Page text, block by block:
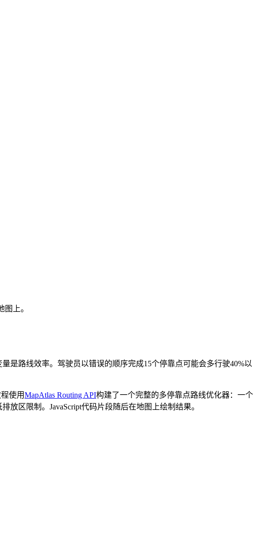
上。
是路线效率。驾驶员以错误的顺序完成15个停靠点可能会多行驶40%以
使用MapAtlas Routing API构建了一个完整的多停靠点路线优化器：一个
区限制。JavaScript代码片段随后在地图上绘制结果。